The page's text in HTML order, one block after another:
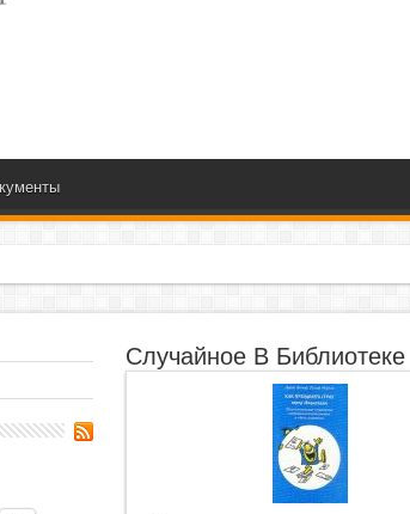
Случайное В Библиотеке